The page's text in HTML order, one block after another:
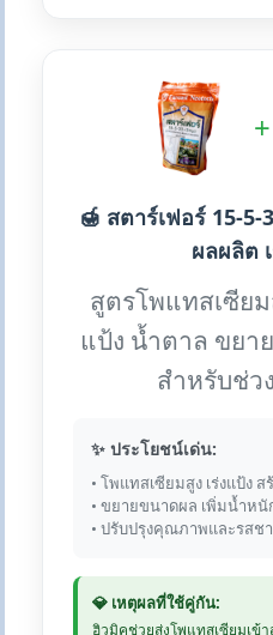
+
🍯 สตาร์เฟอร์ 15-5-
ผลผลิต
สูตรโพแทสเซียม
แป้ง น้ำตาล ขยา
สำหรับช่ว
✨ ประโยชน์เด่น:
• โพแทสเซียมสูง เร่งแป้ง ส
• ขยายขนาดผล เพิ่มน้ำหนั
• ปรับปรุงคุณภาพและรสช
💎 เหตุผลที่ใช้คู่กัน:
ฮิวมิคช่วยส่งโพแทสเซียมเข้